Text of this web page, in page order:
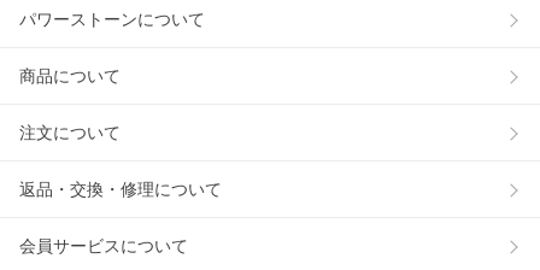
パワーストーンについて
商品について
注文について
返品・交換・修理について
会員サービスについて